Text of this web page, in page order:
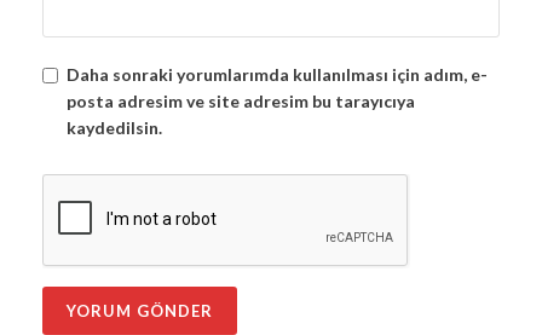
Daha sonraki yorumlarımda kullanılması için adım, e-
posta adresim ve site adresim bu tarayıcıya
kaydedilsin.